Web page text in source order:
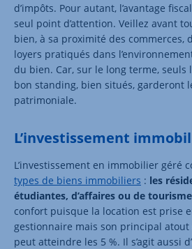
d’impôts. Pour autant, l’avantage
seul point d’attention. Veillez avant
bien, à sa proximité des commerces,
loyers pratiqués dans
du bien. Car, sur le long terme, seuls
bon standing, bien situés, garderont
patrimoniale.
L’investissement
L’investissement en immobilier géré
types de biens immobiliers : les
étudiantes, d’affaires ou de tourisme
confort puisque la location est prise
gestionnaire mais son principal
peut atteindre les 5 %. Il s’agit aussi